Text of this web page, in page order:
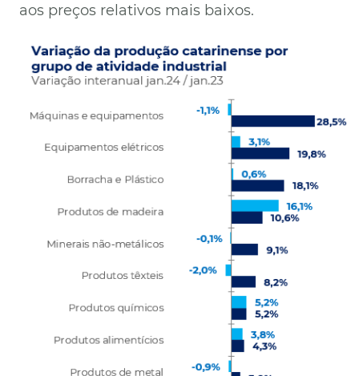
aos preços relativos mais baixos.
Imagem